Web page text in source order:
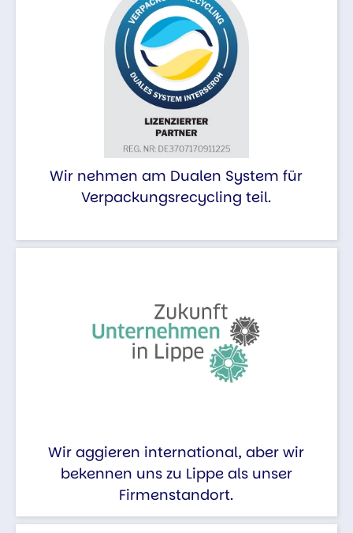
Wir nehmen am Dualen System für
Verpackungsrecycling teil.
Wir aggieren international, aber wir
bekennen uns zu Lippe als unser
Firmenstandort.